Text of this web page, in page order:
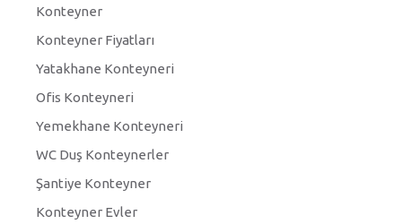
Konteyner
Konteyner Fiyatları
Yatakhane Konteyneri
Ofis Konteyneri
Yemekhane Konteyneri
WC Duş Konteynerler
Şantiye Konteyner
Konteyner Evler